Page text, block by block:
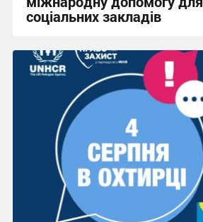
соціальних закладів
08:45, 31.07.2026